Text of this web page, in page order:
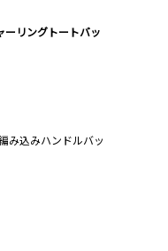
ーリングトートバッ